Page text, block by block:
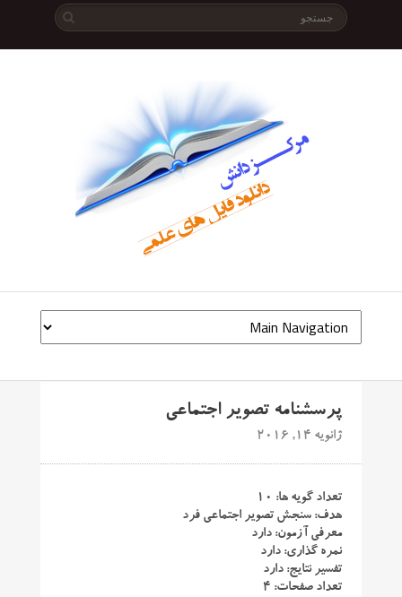
پرسشنامه تصویر اجتماعی
ژانویه 14, 2016
تعداد گویه ها: ۱۰
هدف: سنجش تصویر اجتماعی فرد
معرفی آزمون: دارد
نمره گذاری: دارد
تفسیر نتایج: دارد
تعداد صفحات: ۴